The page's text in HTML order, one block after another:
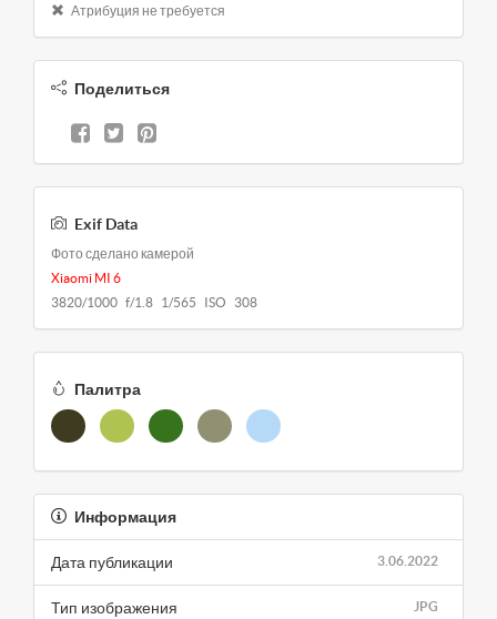
Атрибуция не требуется
Поделиться
Exif Data
Фото сделано камерой
Xiaomi MI 6
3820/1000 f/1.8 1/565 ISO 308
Палитра
Информация
3.06.2022
Дата публикации
JPG
Тип изображения